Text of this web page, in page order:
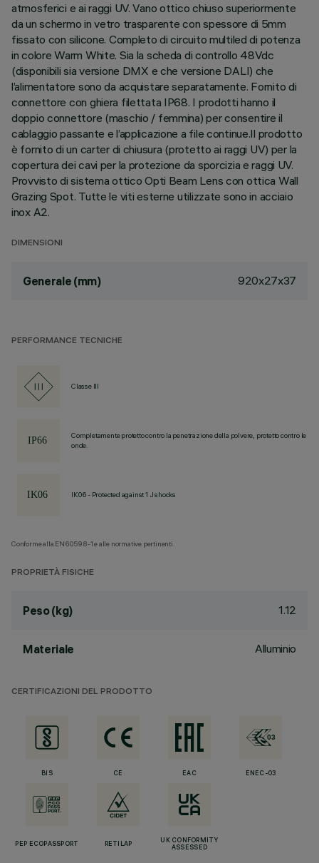
atmosferici e ai raggi UV. Vano ottico chiuso superiormente
da un schermo in vetro trasparente con spessore di 5mm
fissato con silicone. Completo di circuito multiled di potenza
in colore Warm White. Sia la scheda di controllo 48Vdc
(disponibili sia versione DMX e che versione DALI) che
l’alimentatore sono da acquistare separatamente. Fornito di
connettore con ghiera filettata IP68. I prodotti hanno il
doppio connettore (maschio / femmina) per consentire il
cablaggio passante e l’applicazione a file continue.Il prodotto
è fornito di un carter di chiusura (protetto ai raggi UV) per la
copertura dei cavi per la protezione da sporcizia e raggi UV.
Provvisto di sistema ottico Opti Beam Lens con ottica Wall
Grazing Spot. Tutte le viti esterne utilizzate sono in acciaio
inox A2.
DIMENSIONI
Generale (mm) 920x27x37
PERFORMANCE TECNICHE
Classe III
Completamente protetto contro la penetrazione della polvere, protetto contro le
onde.
IK06 - Protected against 1 J shocks
Conforme alla EN60598-1 e alle normative pertinenti.
PROPRIETÀ FISICHE
Peso (kg) 1.12
Materiale Alluminio
CERTIFICAZIONI DEL PRODOTTO
BIS CE EAC ENEC-03
PEP ECOPASSPORT RETILAP
UK CONFORMITY
ASSESSED